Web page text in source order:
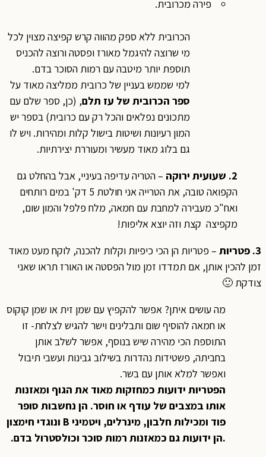
פירה מכרובית.
הכרובית ללא ספק מהווה קרש קפיצה מצוין לכל
מי שרוצה להיגמל מאורז ופסטה ורוצה להכניס
תוספת יותר מיטבה עם רמות הסוכר בדם.
למי שממש בעניין של כרובית ממליצה מאוד על
ספר הכרובית של עז תלם, (כן, ספר שלם עם
מתכונים נפלאים והכל רק עם כרובית) בספר יש
המון רעיונות ושיטות בישול קלות ומהירות. ויש לו
גם בלוג מאוד מעשיר ומעוררת יצירתיות.
2. שעועית ירוקה
– הטריה עדיפה בעיניי, אבל בהחלט גם
הקפואה טובה, את הטרייה אני חולטת 5 דק' במים רותחים
ואח"כ מעבירה למחבת עם חמאה, מלח פלפל והמון שום,
מקפיצה קצת וזה יוצא אליפות!
3. פטריות
– פטריות הן הכי כיפיות וקלות להכנה, לוקח מעט מאוד
זמן להכין אותן, אם תמדדו זמן מול הפסטה או האורז תראו שאני
צודקת 🙂
מה עושים איתן? אפשר להקפיץ עם שמן זית או שמן קוקוס
או חמאה להוסיף שום ותבלינים וישר להגיש לצלחת- זו
התוספת הכי מהירה שיש בנוסף, אפשר לשלב אותן
בחביתה, פשטידות נהדרות בשילוב גבינות ועשבי תיבול
ואפשר למלא אותן עם בשר.
הפטריות ידועות כמחזקות מאוד את הגוף ומאזנות
אותו במצבים של עודף או חוסר. הן נחשבות סופר
פוד ומכילות חלבון, מינרלים, ויטמיני B ונוגדי חימצון
.הן ידועות גם כמאזנות רמות סוכר וכולסטרול בדם.